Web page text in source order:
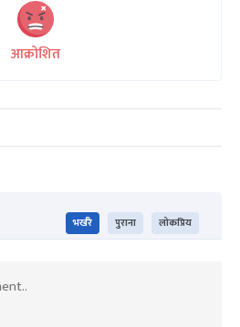
आक्रोशित
भर्खरै पुराना लोकप्रिय